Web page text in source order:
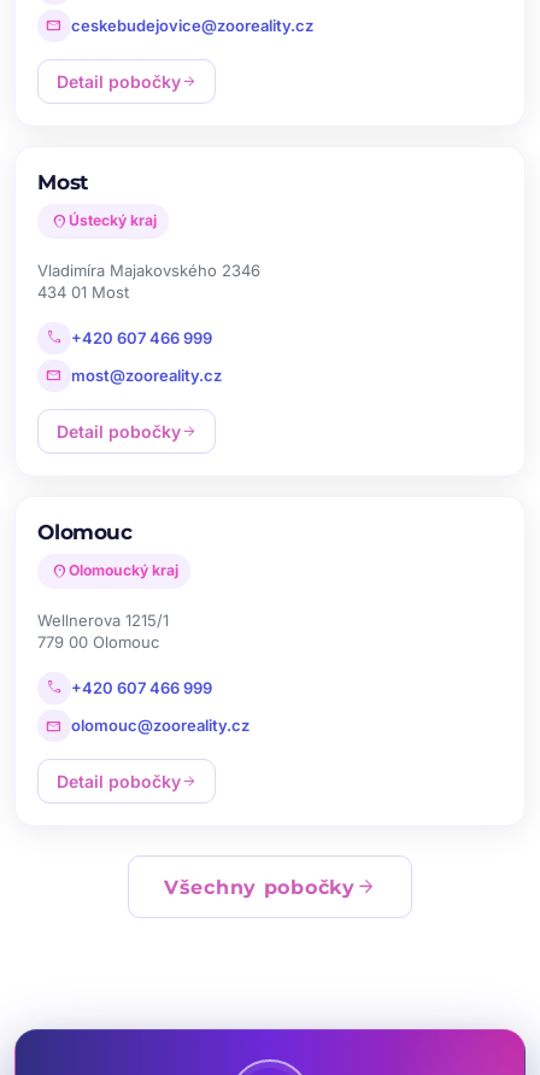
mail ceskebudejovice@zooreality.cz
Detail pobočkyarrow_forward
Most
location_on Ústecký kraj
Vladimíra Majakovského 2346
434 01 Most
call +420 607 466 999
mail most@zooreality.cz
Detail pobočkyarrow_forward
Olomouc
location_on Olomoucký kraj
Wellnerova 1215/1
779 00 Olomouc
call +420 607 466 999
mail olomouc@zooreality.cz
Detail pobočkyarrow_forward
Všechny pobočky arrow_forward